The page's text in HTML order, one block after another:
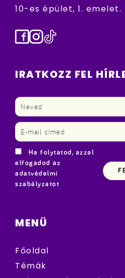
10-es épület, 1. emelet.
Facebook
Instagram
TikTok
IRATKOZZ FEL
Ha folytatod, azzal
elfogadod az
adatvédelmi
szabályzatot
MENÜ
Főoldal
Témák